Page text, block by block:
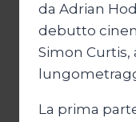
da Adrian
debutto
Simon Curtis,
La prima